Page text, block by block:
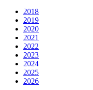
2018
2019
2020
2021
2022
2023
2024
2025
2026